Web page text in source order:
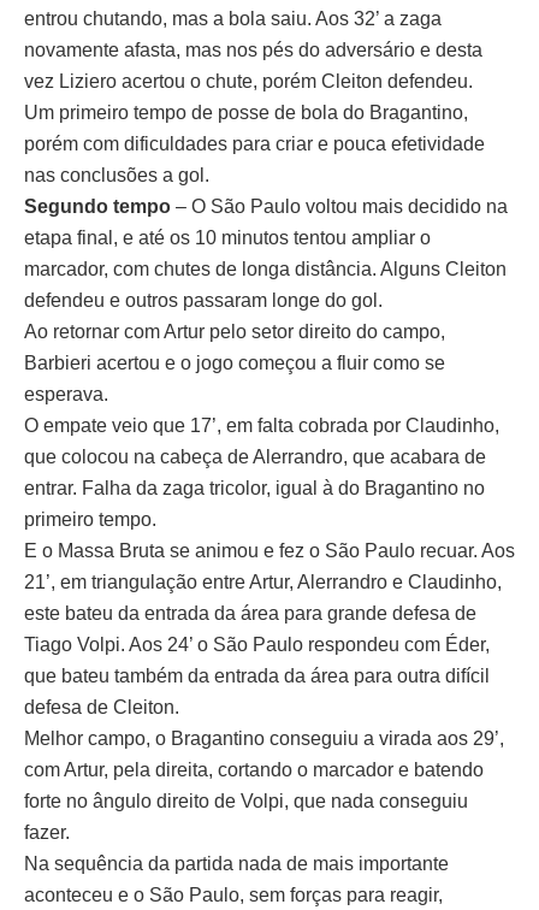
entrou chutando, mas a bola saiu. Aos 32’ a zaga
novamente afasta, mas nos pés do adversário e desta
vez Liziero acertou o chute, porém Cleiton defendeu.
Um primeiro tempo de posse de bola do Bragantino,
porém com dificuldades para criar e pouca efetividade
nas conclusões a gol.
Segundo tempo – O São Paulo voltou mais decidido na
etapa final, e até os 10 minutos tentou ampliar o
marcador, com chutes de longa distância. Alguns Cleiton
defendeu e outros passaram longe do gol.
Ao retornar com Artur pelo setor direito do campo,
Barbieri acertou e o jogo começou a fluir como se
esperava.
O empate veio que 17’, em falta cobrada por Claudinho,
que colocou na cabeça de Alerrandro, que acabara de
entrar. Falha da zaga tricolor, igual à do Bragantino no
primeiro tempo.
E o Massa Bruta se animou e fez o São Paulo recuar. Aos
21’, em triangulação entre Artur, Alerrandro e Claudinho,
este bateu da entrada da área para grande defesa de
Tiago Volpi. Aos 24’ o São Paulo respondeu com Éder,
que bateu também da entrada da área para outra difícil
defesa de Cleiton.
Melhor campo, o Bragantino conseguiu a virada aos 29’,
com Artur, pela direita, cortando o marcador e batendo
forte no ângulo direito de Volpi, que nada conseguiu
fazer.
Na sequência da partida nada de mais importante
aconteceu e o São Paulo, sem forças para reagir,